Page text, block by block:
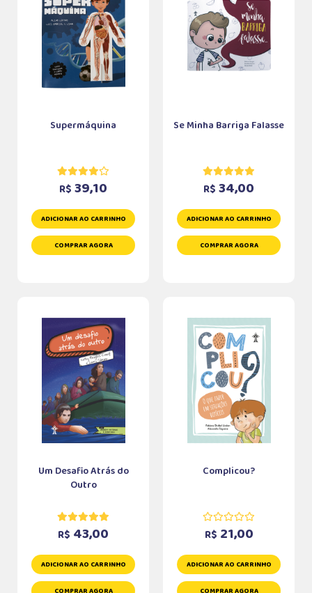
Supermáquina
R$ 39,10
ADICIONAR AO CARRINHO
COMPRAR AGORA
Se Minha Barriga Falasse
R$ 34,00
ADICIONAR AO CARRINHO
COMPRAR AGORA
Um Desafio Atrás do
Outro
R$ 43,00
ADICIONAR AO CARRINHO
Complicou?
R$ 21,00
ADICIONAR AO CARRINHO